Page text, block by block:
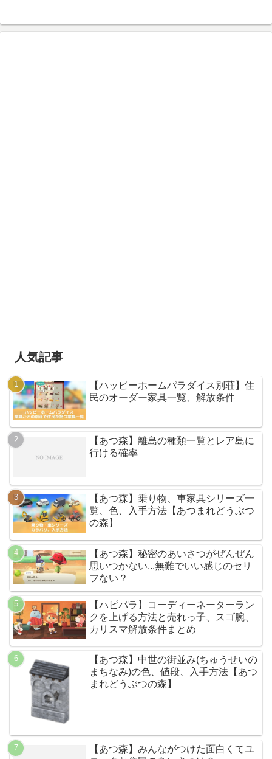
人気記事
【ハッピーホームパラダイス別荘】住
民のオーダー家具一覧、解放条件
【あつ森】離島の種類一覧とレア島に
行ける確率
【あつ森】乗り物、車家具シリーズ一
覧、色、入手方法【あつまれどうぶつ
の森】
【あつ森】秘密のあいさつがぜんぜん
思いつかない...無難でいい感じのセリ
フない？
【ハピパラ】コーディーネーターラン
クを上げる方法と売れっ子、スゴ腕、
カリスマ解放条件まとめ
【あつ森】中世の街並み(ちゅうせいの
まちなみ)の色、値段、入手方法【あつ
まれどうぶつの森】
【あつ森】みんながつけた面白くてユ